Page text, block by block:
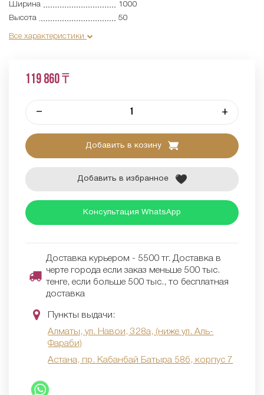
Ширина
1000
Высота
50
Все характеристики
119 860 ₸
– +
Добавить в козину
Добавить в избранное
Консультация WhatsApp
Доставка курьером - 5500 тг. Доставка в
черте города если заказ меньше 500 тыс.
тенге, если больше 500 тыс., то бесплатная
доставка
Пункты выдачи:
Алматы, ул. Навои, 328а, (ниже ул. Аль-
Фараби)
Астана, пр. Кабанбай Батыра 58б, корпус 7